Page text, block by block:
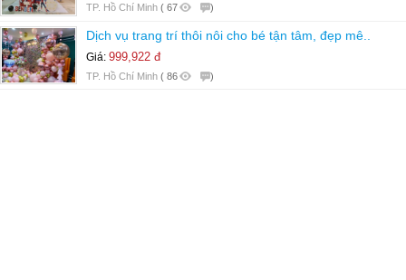
TP. Hồ Chí Minh ( 67 )
Dịch vụ trang trí thôi nôi cho bé tận tâm, đẹp mê..
Giá: 999,922 đ
TP. Hồ Chí Minh ( 86 )